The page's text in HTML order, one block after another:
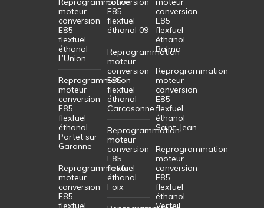
moteur
conversion
E85
flexfuel
éthanol
L’Union
Reprogrammation
moteur
conversion
E85
flexfuel
éthanol
Portet sur
Garonne
Reprogrammation
moteur
conversion
E85
flexfuel
E85
flexfuel
éthanol 09
Reprogrammation
moteur
conversion
E85
flexfuel
éthanol
Carcasonne
Reprogrammation
moteur
conversion
E85
flexfuel
éthanol
Foix
conversion
E85
flexfuel
éthanol
Balma
Reprogrammation
moteur
conversion
E85
flexfuel
éthanol
Saint-Jean
Reprogrammation
moteur
conversion
E85
flexfuel
éthanol
Verfeil